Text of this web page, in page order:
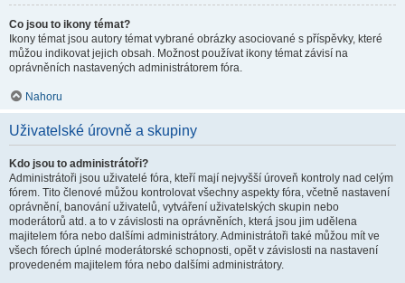
Co jsou to ikony témat?
Ikony témat jsou autory témat vybrané obrázky asociované s příspěvky, které
můžou indikovat jejich obsah. Možnost používat ikony témat závisí na
oprávněních nastavených administrátorem fóra.
Nahoru
Uživatelské úrovně a skupiny
Kdo jsou to administrátoři?
Administrátoři jsou uživatelé fóra, kteří mají nejvyšší úroveň kontroly nad celým
fórem. Tito členové můžou kontrolovat všechny aspekty fóra, včetně nastavení
oprávnění, banování uživatelů, vytváření uživatelských skupin nebo
moderátorů atd. a to v závislosti na oprávněních, která jsou jim udělena
majitelem fóra nebo dalšími administrátory. Administrátoři také můžou mít ve
všech fórech úplné moderátorské schopnosti, opět v závislosti na nastavení
provedeném majitelem fóra nebo dalšími administrátory.